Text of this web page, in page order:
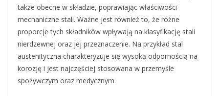
także obecne w składzie, poprawiając właściwości
mechaniczne stali. Ważne jest również to, że różne
proporcje tych składników wpływają na klasyfikację stali
nierdzewnej oraz jej przeznaczenie. Na przykład stal
austenityczna charakteryzuje się wysoką odpornością na
korozję i jest najczęściej stosowana w przemyśle
spożywczym oraz medycznym.